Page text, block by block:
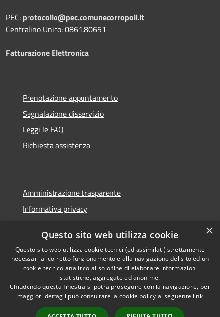
PEC: protocollo@pec.comunecorropoli.it
Centralino Unico: 0861.80651
Fatturazione Elettronica
Prenotazione appuntamento
Segnalazione disservizio
Leggi le FAQ
Richiesta assistenza
Amministrazione trasparente
Informativa privacy
Dichiarazione di accessibilità
RSS
Accessibilità
Copyright © 2026 • Comune di
Corropoli • Powered by
Municipium• Accesso
×
Questo sito web utilizza cookie
Questo sito web utilizza cookie tecnici (ed assimilati) strettamente
necessari al corretto funzionamento e alla navigazione del sito ed un
cookie tecnico analitico al solo fine di elaborare informazioni
statistiche, aggregate ed anonime.
Chiudendo questa finestra si potrà proseguire con la navigazione, per
maggiori dettagli può consultare la cookie policy al seguente link